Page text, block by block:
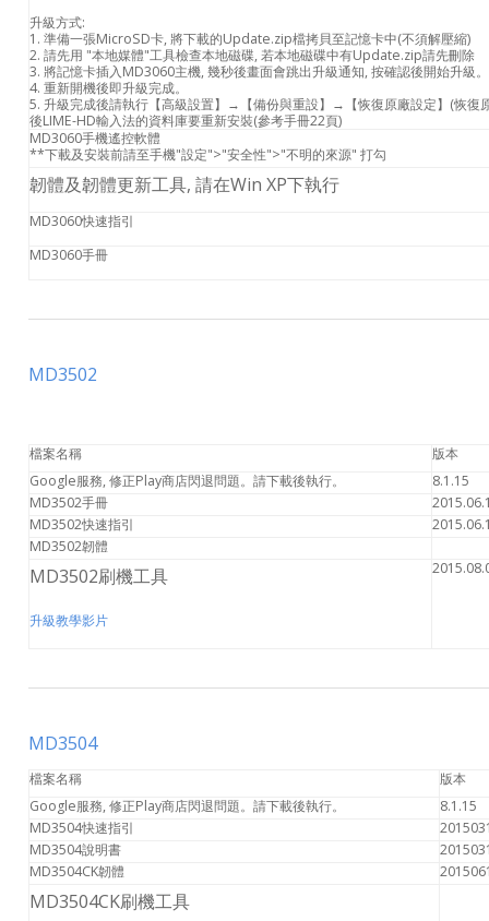
升級方式:
1. 準備一張MicroSD卡, 將下載的Update.zip檔拷貝至記憶卡中(不須解壓縮)
2. 請先用 "本地媒體"工具檢查本地磁碟, 若本地磁碟中有Update.zip請先刪除
3. 將記憶卡插入MD3060主機, 幾秒後畫面會跳出升級通知, 按確認後開始升級。
4. 重新開機後即升級完成。
5. 升級完成後請執行【高級設置】→【備份與重設】→【恢復原廠設定】(恢復
後LIME-HD輸入法的資料庫要重新安裝(參考手冊22頁)
MD3060手機遙控軟體
**下載及安裝前請至手機"設定">"安全性">"不明的來源" 打勾
韌體及韌體更新工具, 請在Win XP下執行
MD3060快速指引
MD3060手冊
MD3502
檔案名稱
版本
Google服務, 修正Play商店閃退問題。請下載後執行。
8.1.15
MD3502手冊
MD3502快速指引
MD3502韌體
MD3502刷機工具
升級教學影片
MD3504
檔案名稱
版本
Google服務, 修正Play商店閃退問題。請下載後執行。
8.1.15
MD3504快速指引
MD3504說明書
MD3504CK韌體
MD3504CK刷機工具